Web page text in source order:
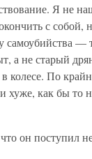
Я не
с собой,
самоубийства —
а не старый
колесе. По
хуже, как бы то
он поступил